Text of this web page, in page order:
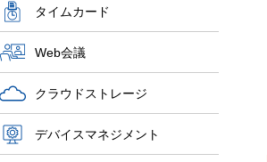
タイムカード
Web会議
クラウドストレージ
デバイスマネジメント